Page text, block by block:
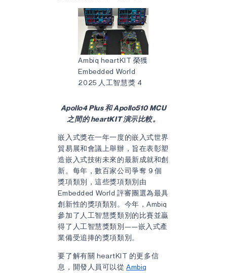
Ambiq heartKIT 榮獲
Embedded World
2025 人工智慧獎 4
Apollo4 Plus 和 Apollo510 MCU
之間的 heartKIT 演示比較。
嵌入式獎在一年一度的嵌入式世界
貿易展和會議上舉辦，旨在表彰塑
造嵌入式技術未來的最新成就和創
新。每年，數百家公司爭奪 9 個
獎項類別，這些獎項類別由
Embedded World 評審團選為最具
創新性的獎項類別。今年，Ambiq
參加了人工智慧獎類別的比賽並贏
得了人工智慧獎類別——嵌入式產
業備受追捧的獎項類別。
要了解有關 heartKIT 的更多信
息，開發人員可以從Ambiq